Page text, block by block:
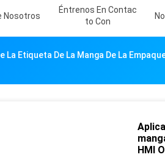
Nosotros
Éntrenos En Contac
To Con
La Etiqueta De La Manga De La
HMI